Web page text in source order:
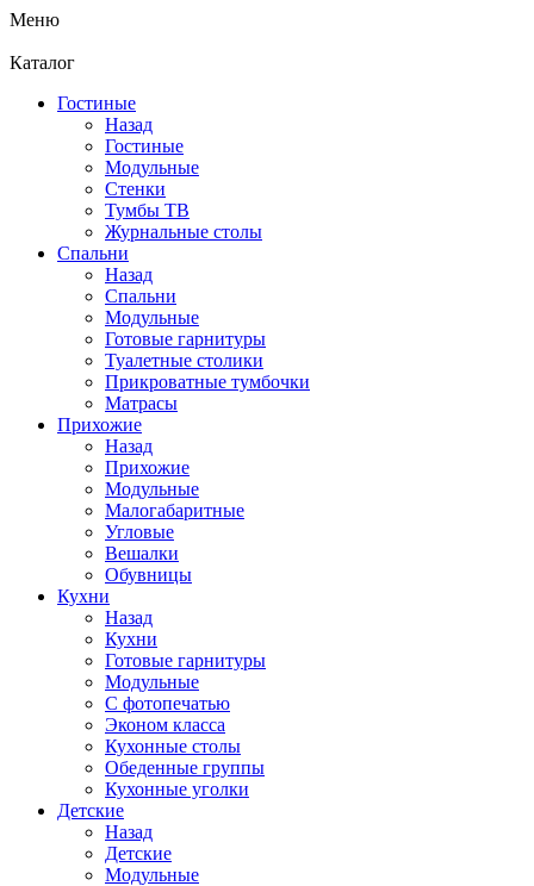
Меню
Каталог
Гостиные
Назад
Гостиные
Модульные
Стенки
Тумбы ТВ
Журнальные столы
Спальни
Назад
Спальни
Модульные
Готовые гарнитуры
Туалетные столики
Прикроватные тумбочки
Матрасы
Прихожие
Назад
Прихожие
Модульные
Малогабаритные
Угловые
Вешалки
Обувницы
Кухни
Назад
Кухни
Готовые гарнитуры
Модульные
С фотопечатью
Эконом класса
Кухонные столы
Обеденные группы
Кухонные уголки
Детские
Назад
Детские
Модульные